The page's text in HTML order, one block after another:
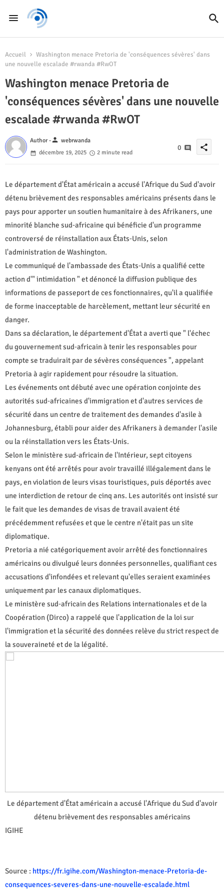
Accueil
Washington menace Pretoria de 'conséquences sévères' dans
une nouvelle escalade #rwanda #RwOT
Washington menace Pretoria de
'conséquences sévères' dans une nouvelle
escalade #rwanda #RwOT
Author -person webrwanda
décembre 19, 2025
2 minute read
0 share
Le département d'État américain a accusé l'Afrique du Sud d'avoir
détenu brièvement des responsables américains présents dans le
pays pour apporter un soutien humanitaire à des Afrikaners, une
minorité blanche sud‑africaine qui bénéficie d'un programme
controversé de réinstallation aux États‑Unis, selon
l'administration de Washington.
Le communiqué de l'ambassade des États‑Unis a qualifié cette
action d'" intimidation " et dénoncé la diffusion publique des
informations de passeport de ces fonctionnaires, qu'il a qualifiée
de forme inacceptable de harcèlement, mettant leur sécurité en
danger.
Dans sa déclaration, le département d'État a averti que " l'échec
du gouvernement sud‑africain à tenir les responsables pour
compte se traduirait par de sévères conséquences ", appelant
Pretoria à agir rapidement pour résoudre la situation.
Les événements ont débuté avec une opération conjointe des
autorités sud‑africaines d'immigration et d'autres services de
sécurité dans un centre de traitement des demandes d'asile à
Johannesburg, établi pour aider des Afrikaners à demander l'asile
ou la réinstallation vers les États‑Unis.
Selon le ministère sud‑africain de l'Intérieur, sept citoyens
kenyans ont été arrêtés pour avoir travaillé illégalement dans le
pays, en violation de leurs visas touristiques, puis déportés avec
une interdiction de retour de cinq ans. Les autorités ont insisté sur
le fait que les demandes de visas de travail avaient été
précédemment refusées et que le centre n'était pas un site
diplomatique.
Pretoria a nié catégoriquement avoir arrêté des fonctionnaires
américains ou divulgué leurs données personnelles, qualifiant ces
accusations d'infondées et relevant qu'elles seraient examinées
uniquement par les canaux diplomatiques.
Le ministère sud‑africain des Relations internationales et de la
Coopération (Dirco) a rappelé que l'application de la loi sur
l'immigration et la sécurité des données relève du strict respect de
la souveraineté et de la légalité.
Le département d'État américain a accusé l'Afrique du Sud d'avoir
détenu brièvement des responsables américains
IGIHE
Source : https://fr.igihe.com/Washington-menace-Pretoria-de-
consequences-severes-dans-une-nouvelle-escalade.html